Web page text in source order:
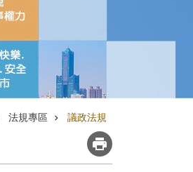
法規專區 議政法規